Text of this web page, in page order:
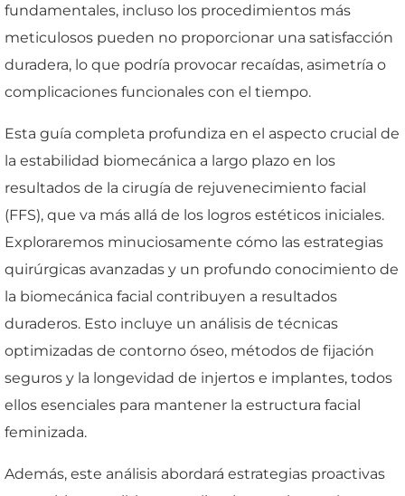
fundamentales, incluso los procedimientos más
meticulosos pueden no proporcionar una satisfacción
duradera, lo que podría provocar recaídas, asimetría o
complicaciones funcionales con el tiempo.
Esta guía completa profundiza en el aspecto crucial de
la estabilidad biomecánica a largo plazo en los
resultados de la cirugía de rejuvenecimiento facial
(FFS), que va más allá de los logros estéticos iniciales.
Exploraremos minuciosamente cómo las estrategias
quirúrgicas avanzadas y un profundo conocimiento de
la biomecánica facial contribuyen a resultados
duraderos. Esto incluye un análisis de técnicas
optimizadas de contorno óseo, métodos de fijación
seguros y la longevidad de injertos e implantes, todos
ellos esenciales para mantener la estructura facial
feminizada.
Además, este análisis abordará estrategias proactivas